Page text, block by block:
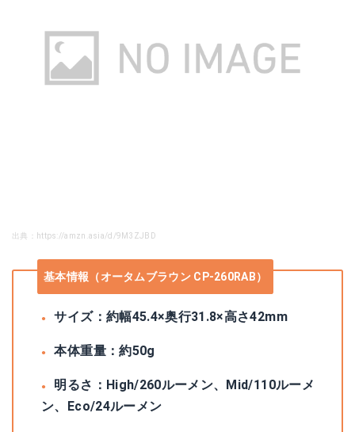
出典：https://amzn.asia/d/9M3ZJBD
基本情報（オータムブラウン CP-260RAB）
サイズ：約幅45.4×奥行31.8×高さ42mm
本体重量：約50g
明るさ：High/260ルーメン、Mid/110ルーメ
ン、Eco/24ルーメン